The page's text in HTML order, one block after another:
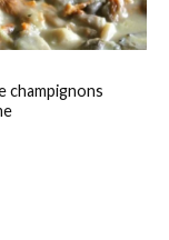
champignons